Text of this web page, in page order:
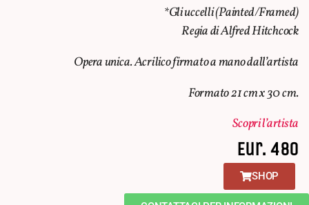
*Gli uccelli (Painted/Framed)
Regia di Alfred Hitchcock
Opera unica. Acrilico firmato a mano dall’artista
Formato 21 cm x 30 cm.
Scopri l’artista
Eur. 480
SHOP